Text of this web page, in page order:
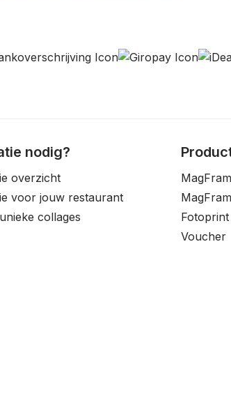
nodig?
overzicht
voor jouw restaurant
collages
Voucher